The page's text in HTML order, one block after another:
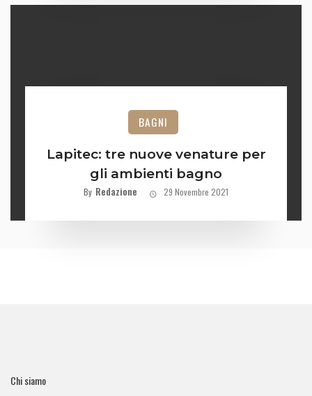
BAGNI
Lapitec: tre nuove venature per
gli ambienti bagno
By Redazione 29 Novembre 2021
Chi siamo